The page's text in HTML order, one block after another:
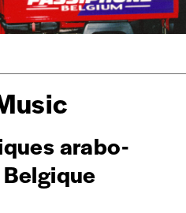
arabo-
de